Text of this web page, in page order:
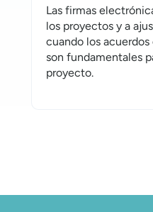
Las firmas
los proyectos y a
cuando los
son fundamentales
proyecto.